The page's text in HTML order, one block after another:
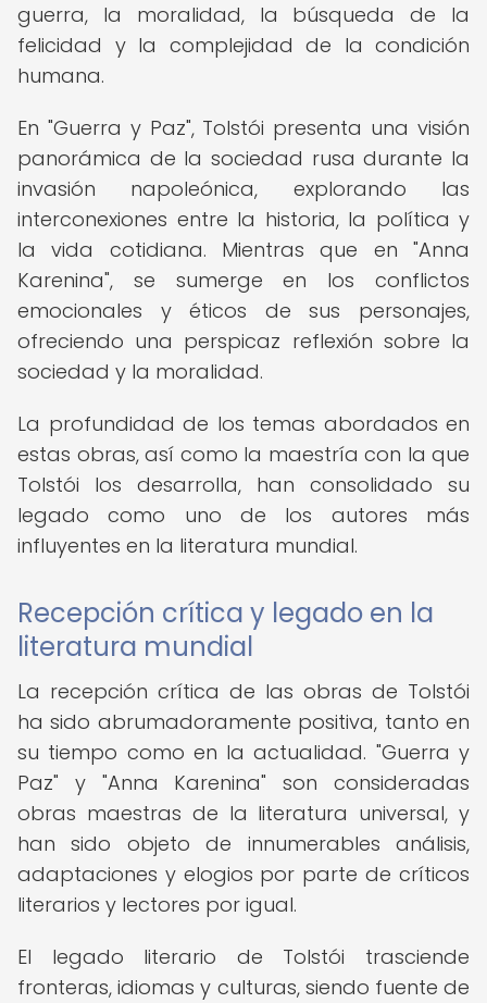
guerra, la moralidad, la búsqueda de la
felicidad y la complejidad de la condición
humana.
En "Guerra y Paz", Tolstói presenta una visión
panorámica de la sociedad rusa durante la
invasión napoleónica, explorando las
interconexiones entre la historia, la política y
la vida cotidiana. Mientras que en "Anna
Karenina", se sumerge en los conflictos
emocionales y éticos de sus personajes,
ofreciendo una perspicaz reflexión sobre la
sociedad y la moralidad.
La profundidad de los temas abordados en
estas obras, así como la maestría con la que
Tolstói los desarrolla, han consolidado su
legado como uno de los autores más
influyentes en la literatura mundial.
Recepción crítica y legado en la
literatura mundial
La recepción crítica de las obras de Tolstói
ha sido abrumadoramente positiva, tanto en
su tiempo como en la actualidad. "Guerra y
Paz" y "Anna Karenina" son consideradas
obras maestras de la literatura universal, y
han sido objeto de innumerables análisis,
adaptaciones y elogios por parte de críticos
literarios y lectores por igual.
El legado literario de Tolstói trasciende
fronteras, idiomas y culturas, siendo fuente de